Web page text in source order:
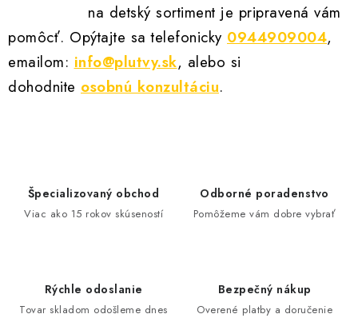
na detský sortiment je pripravená vám
pomôcť. Opýtajte satelefonicky 0944909004,
emailom: info@plutvy.sk, alebo si
dohodnite osobnú konzultáciu.
Špecializovaný obchod
Viac ako 15 rokov skúseností
Odborné poradenstvo
Pomôžeme vám dobre vybrať
Rýchle odoslanie
Tovar skladom odošleme dnes
Bezpečný nákup
Overené platby a doručenie